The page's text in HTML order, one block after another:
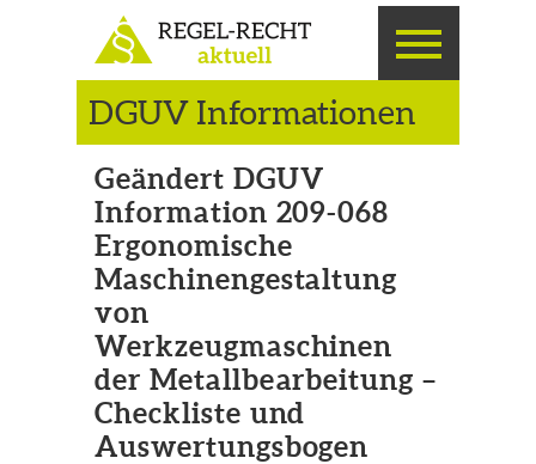
DGUV Informationen
Geändert DGUV
Information 209-068
Ergonomische
Maschinengestaltung
von
Werkzeugmaschinen
der Metallbearbeitung –
Checkliste und
Auswertungsbogen